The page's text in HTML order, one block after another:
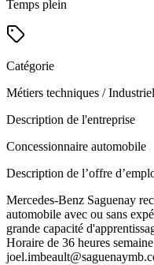
Temps plein
Catégorie
Métiers techniques /
Description de l'entreprise
Concessionnaire automobile
Description de l’offre
Mercedes-Benz Saguenay
automobile avec ou sans
grande capacité
Horaire de 36 heures